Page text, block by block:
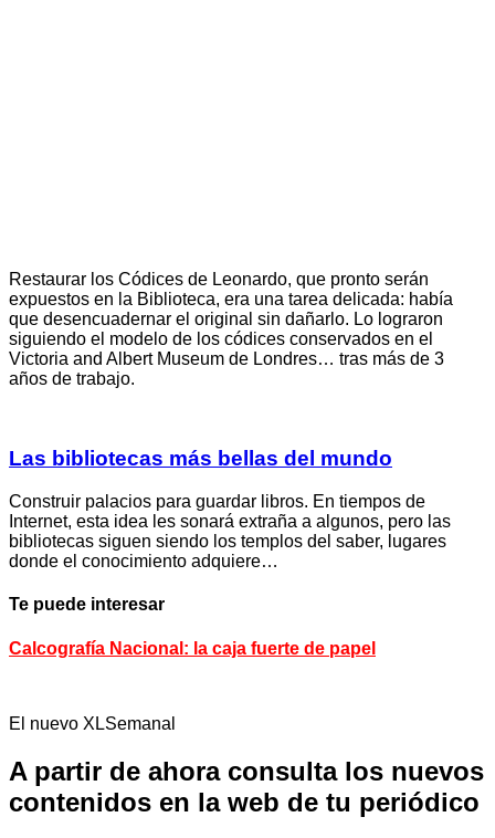
Restaurar los Códices de Leonardo, que pronto serán
expuestos en la Biblioteca, era una tarea delicada: había
que desencuadernar el original sin dañarlo. Lo lograron
siguiendo el modelo de los códices conservados en el
Victoria and Albert Museum de Londres… tras más de 3
años de trabajo.
Las bibliotecas más bellas del mundo
Construir palacios para guardar libros. En tiempos de
Internet, esta idea les sonará extraña a algunos, pero las
bibliotecas siguen siendo los templos del saber, lugares
donde el conocimiento adquiere…
Te puede interesar
Calcografía Nacional: la caja fuerte de papel
El nuevo XLSemanal
A partir de ahora consulta los nuevos
contenidos en la web de tu periódico